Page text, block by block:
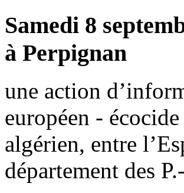
Samedi 8
à Perpignan
une action
européen -
algérien, entre
département des